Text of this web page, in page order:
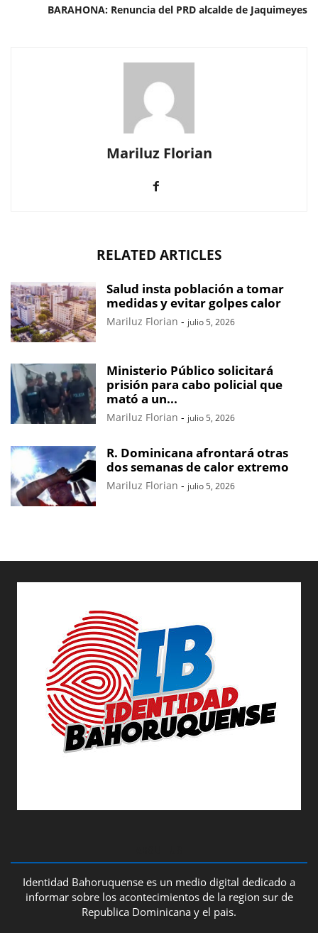
BARAHONA: Renuncia del PRD alcalde de Jaquimeyes
Mariluz Florian
RELATED ARTICLES
Salud insta población a tomar
medidas y evitar golpes calor
Mariluz Florian - julio 5, 2026
Ministerio Público solicitará
prisión para cabo policial que
mató a un...
Mariluz Florian - julio 5, 2026
R. Dominicana afrontará otras
dos semanas de calor extremo
Mariluz Florian - julio 5, 2026
Identidad Bahoruquense es un medio digital dedicado a
informar sobre los acontecimientos de la region sur de
Republica Dominicana y el pais.